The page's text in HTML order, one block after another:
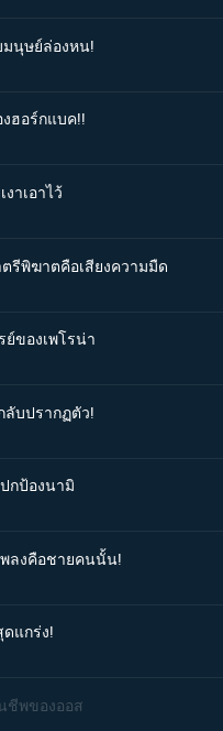
มนุษย์ล่องหน!
ฮอร์กแบค!!
าเอาไว้
ตรีพิฆาตคือเสียงความมืด
ย์ของเพโรน่า
ลับปรากฏตัว!
กป้องนามิ
พลงคือชายคนนั้น!
ดแกร่ง!
ชีพของออส